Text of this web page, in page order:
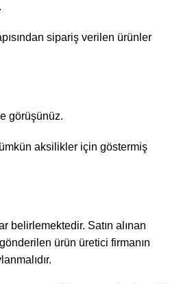
sipariş verilen ürünler
görüşünüz.
aksilikler için göstermiş
belirlemektedir. Satın alınan
ürün üretici firmanın